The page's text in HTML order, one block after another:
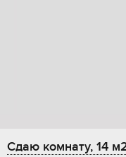
Сдаю комнату, 14